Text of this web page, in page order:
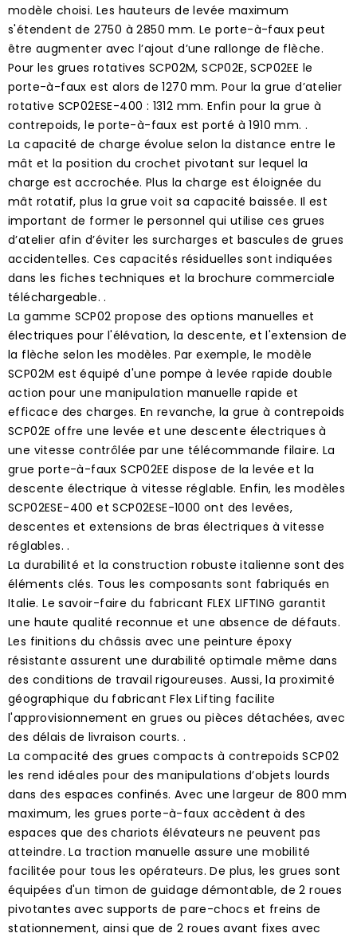
modèle choisi. Les hauteurs de levée maximum
s'étendent de 2750 à 2850 mm. Le porte-à-faux peut
être augmenter avec l’ajout d’une rallonge de flèche.
Pour les grues rotatives SCP02M, SCP02E, SCP02EE le
porte-à-faux est alors de 1270 mm. Pour la grue d’atelier
rotative SCP02ESE-400 : 1312 mm. Enfin pour la grue à
contrepoids, le porte-à-faux est porté à 1910 mm. .
La capacité de charge évolue selon la distance entre le
mât et la position du crochet pivotant sur lequel la
charge est accrochée. Plus la charge est éloignée du
mât rotatif, plus la grue voit sa capacité baissée. Il est
important de former le personnel qui utilise ces grues
d’atelier afin d’éviter les surcharges et bascules de grues
accidentelles. Ces capacités résiduelles sont indiquées
dans les fiches techniques et la brochure commerciale
téléchargeable. .
La gamme SCP02 propose des options manuelles et
électriques pour l'élévation, la descente, et l'extension de
la flèche selon les modèles. Par exemple, le modèle
SCP02M est équipé d'une pompe à levée rapide double
action pour une manipulation manuelle rapide et
efficace des charges. En revanche, la grue à contrepoids
SCP02E offre une levée et une descente électriques à
une vitesse contrôlée par une télécommande filaire. La
grue porte-à-faux SCP02EE dispose de la levée et la
descente électrique à vitesse réglable. Enfin, les modèles
SCP02ESE-400 et SCP02ESE-1000 ont des levées,
descentes et extensions de bras électriques à vitesse
réglables. .
La durabilité et la construction robuste italienne sont des
éléments clés. Tous les composants sont fabriqués en
Italie. Le savoir-faire du fabricant FLEX LIFTING garantit
une haute qualité reconnue et une absence de défauts.
Les finitions du châssis avec une peinture époxy
résistante assurent une durabilité optimale même dans
des conditions de travail rigoureuses. Aussi, la proximité
géographique du fabricant Flex Lifting facilite
l'approvisionnement en grues ou pièces détachées, avec
des délais de livraison courts. .
La compacité des grues compacts à contrepoids SCP02
les rend idéales pour des manipulations d’objets lourds
dans des espaces confinés. Avec une largeur de 800 mm
maximum, les grues porte-à-faux accèdent à des
espaces que des chariots élévateurs ne peuvent pas
atteindre. La traction manuelle assure une mobilité
facilitée pour tous les opérateurs. De plus, les grues sont
équipées d'un timon de guidage démontable, de 2 roues
pivotantes avec supports de pare-chocs et freins de
stationnement, ainsi que de 2 roues avant fixes avec